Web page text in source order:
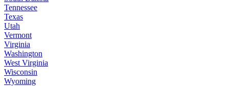
Tennessee
Texas
Utah
Vermont
Virginia
Washington
West Virginia
Wisconsin
Wyoming